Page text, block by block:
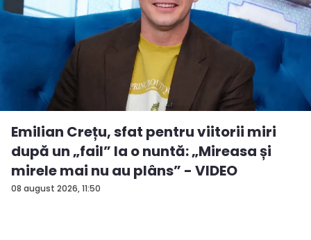
08 august 2026, 11:50
Emilian Crețu, sfat pentru viitorii miri
după un „fail” la o nuntă: „Mireasa și
mirele mai nu au plâns” - VIDEO